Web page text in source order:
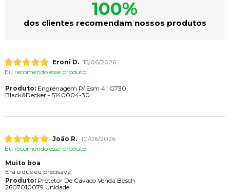
100%
dos clientes recomendam nossos produtos
Eroni D. 15/06/2026
Eu recomendo esse produto.
Produto:Engrenagem P/ Esm 4" G730
Black&Decker - 5140004-30
João R. 10/06/2026
Eu recomendo esse produto.
Muito boa
Era o que eu precisava
Produto:Protetor De Cavaco Venda Bosch
2607010079 Unidade